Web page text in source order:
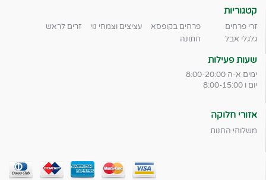
קטגוריות
זרי פרחים פרחים בקופסא עציצים וצמחי נוי
זרים לראש
גלגלי אבל
חתונה
שעות פעילות
ימים א-ה 8:00-20:00
יום ו 8:00-15:00
אזורי חלוקה
משלוחי החנות